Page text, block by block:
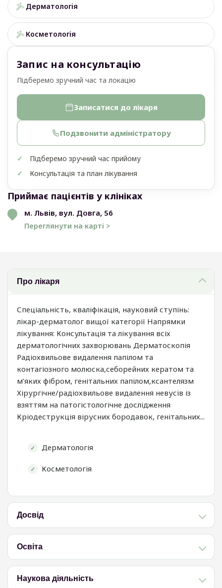
Фірчук Ольга Зиновіївна
Ядлось Оксана Євгенівна
Федорчук Соломія Романівна
Переглянути всіх лікарів
Дерматологія
Косметологія
Запис на консультацію
Підберемо зручний час та локацію
Записатися до лікаря
Подзвонити адміністратору
Підберемо зручний час прийому
Консультація та план лікування
Приймає пацієнтів у клініках
м. Львів, вул. Довга, 56
Переглянути на карті >
Про лікаря
Спеціальність, кваліфікація, науковий ступінь:
лікар-дерматолог вищої категорії Напрямки
лікування: Консультація та лікування всіх
дерматологічних захворювань Дерматоскопія
Радіохвильове видалення папілом та
контагіозного молюска,себорейних кератом та
м’яких фібром, генітальних папілом,ксантелязм
Хірургічне/радіохвильове видалення невусів із
взяттям на патогістологічне дослідження
Кріодеструкція вірусних бородавок, генітальних...
Дерматологія
Косметологія
Досвід
Освіта
Наукова діяльність